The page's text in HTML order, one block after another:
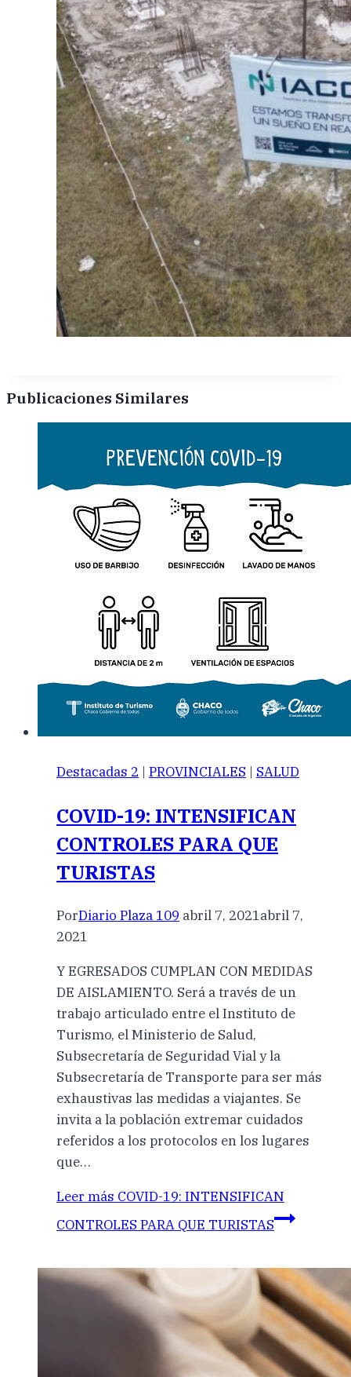
Publicaciones Similares
Destacadas 2 | PROVINCIALES | SALUD
COVID-19: INTENSIFICAN
CONTROLES PARA QUE
TURISTAS
PorDiario Plaza 109 abril 7, 2021abril 7,
2021
Y EGRESADOS CUMPLAN CON MEDIDAS
DE AISLAMIENTO. Será a través de un
trabajo articulado entre el Instituto de
Turismo, el Ministerio de Salud,
Subsecretaría de Seguridad Vial y la
Subsecretaría de Transporte para ser más
exhaustivas las medidas a viajantes. Se
invita a la población extremar cuidados
referidos a los protocolos en los lugares
que…
Leer más COVID-19: INTENSIFICAN
CONTROLES PARA QUE TURISTAS